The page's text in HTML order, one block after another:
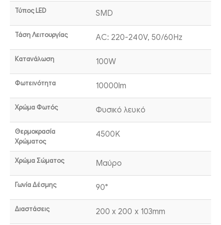
Τύπος LED SMD
Τάση Λειτουργίας AC: 220-240V, 50/60Hz
Κατανάλωση 100W
Φωτεινότητα 10000lm
Χρώμα Φωτός Φυσικό λευκό
Θερμοκρασία
Χρώματος
4500K
Χρώμα Σώματος Μαύρο
Γωνία Δέσμης 90°
Διαστάσεις 200 x 200 x 103mm